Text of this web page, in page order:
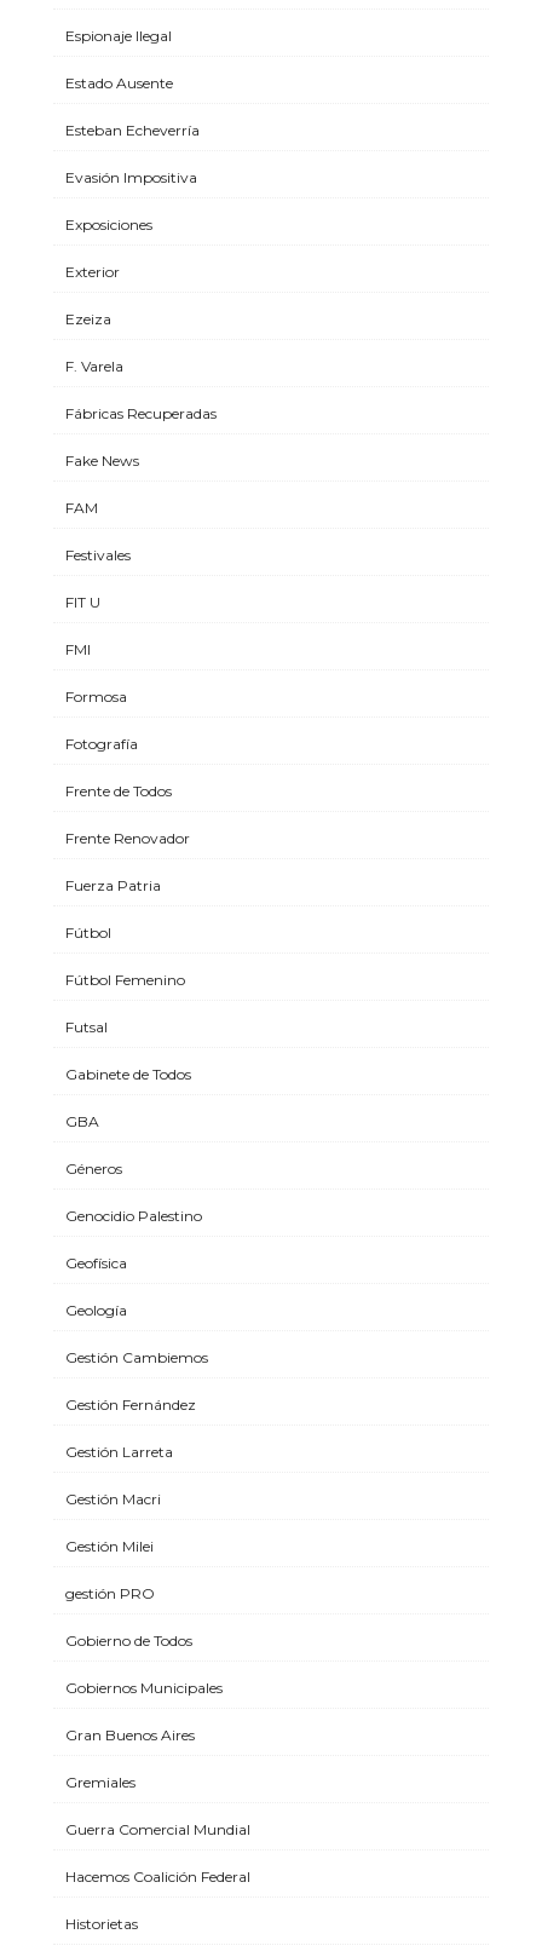
Espionaje Ilegal
Estado Ausente
Esteban Echeverría
Evasión Impositiva
Exposiciones
Exterior
Ezeiza
F. Varela
Fábricas Recuperadas
Fake News
FAM
Festivales
FIT U
FMI
Formosa
Fotografía
Frente de Todos
Frente Renovador
Fuerza Patria
Fútbol
Fútbol Femenino
Futsal
Gabinete de Todos
GBA
Géneros
Genocidio Palestino
Geofísica
Geología
Gestión Cambiemos
Gestión Fernández
Gestión Larreta
Gestión Macri
Gestión Milei
gestión PRO
Gobierno de Todos
Gobiernos Municipales
Gran Buenos Aires
Gremiales
Guerra Comercial Mundial
Hacemos Coalición Federal
Historietas